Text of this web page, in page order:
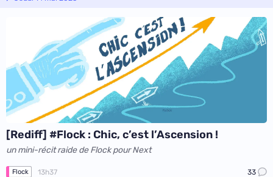
[Rediff] #Flock : Chic, c’est l’Ascension !
un mini-récit raide de Flock pour Next
Flock 13h37 33